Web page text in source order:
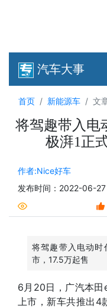
汽车大事
首页 新能源车 文
将驾趣带入电
极湃1正
作者:Nice好车
发布时间：2022-06-27
将驾趣带入电动时
市，17.5万起售
6月20日，广汽本田
上市，新车共推出4